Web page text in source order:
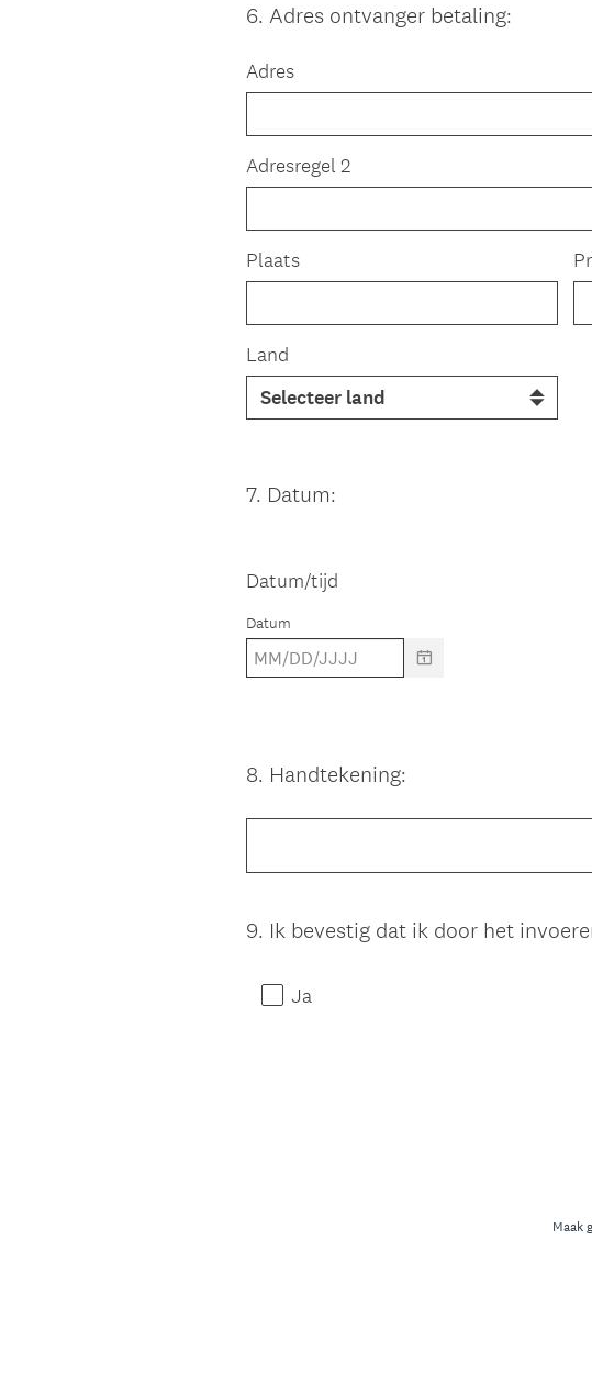
Question
6. Adres ontvanger betaling:
Adres
Adresregel 2
Plaats
Land
Question
7. Datum:
Datum/tijd
Datum
Question
8. Handtekening:
Question
9. Ik bevestig dat ik door het
Ja
Maak